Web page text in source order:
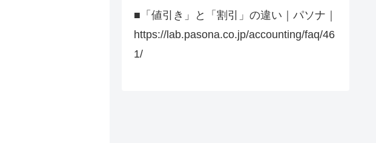
■「値引き」と「割引」の違い｜パソナ｜
https://lab.pasona.co.jp/accounting/faq/46
1/